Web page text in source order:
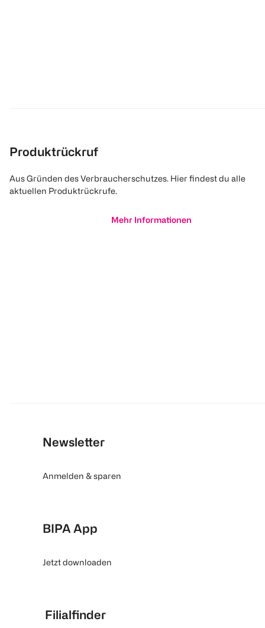
Produktrückruf
Aus Gründen des Verbraucherschutzes. Hier findest du alle
aktuellen Produktrückrufe.
Mehr Informationen
Newsletter
Anmelden & sparen
BIPA App
Jetzt downloaden
Filialfinder